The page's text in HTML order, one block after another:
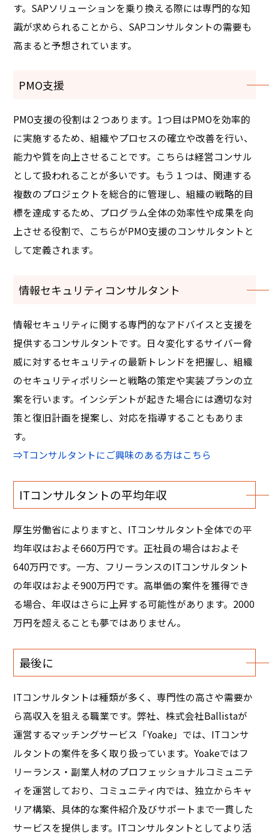
す。SAPソリューションを乗り換える際には専門的な知
識が求められることから、SAPコンサルタントの需要も
高まると予想されています。
PMO支援
PMO支援の役割は２つあります。1つ目はPMOを効率的
に実施するため、組織やプロセスの確立や改善を行い、
能力や質を向上させることです。こちらは経営コンサル
として扱われることが多いです。もう１つは、関連する
複数のプロジェクトを総合的に管理し、組織の戦略的目
標を達成するため、プログラム全体の効率性や成果を向
上させる役割で、こちらがPMO支援のコンサルタントと
して定義されます。
情報セキュリティコンサルタント
情報セキュリティに関する専門的なアドバイスと支援を
提供するコンサルタントです。日々変化するサイバー脅
威に対するセキュリティの最新トレンドを把握し、組織
のセキュリティポリシーと戦略の策定や実装プランの立
案を行います。インシデントが起きた場合には適切な対
策と復旧計画を提案し、対応を指導することもありま
す。
⇒Tコンサルタントにご興味のある方はこちら
ITコンサルタントの平均年収
厚生労働省によりますと、ITコンサルタント全体での平
均年収はおよそ660万円です。正社員の場合はおよそ
640万円です。一方、フリーランスのITコンサルタント
の年収はおよそ900万円です。高単価の案件を獲得でき
る場合、年収はさらに上昇する可能性があります。2000
万円を超えることも夢ではありません。
最後に
ITコンサルタントは種類が多く、専門性の高さや需要か
ら高収入を狙える職業です。弊社、株式会社Ballistaが
運営するマッチングサービス「Yoake」では、ITコンサ
ルタントの案件を多く取り扱っています。Yoakeではフ
リーランス・副業人材のプロフェッショナルコミュニテ
ィを運営しており、コミュニティ内では、独立からキャ
リア構築、具体的な案件紹介及びサポートまで一貫した
サービスを提供します。ITコンサルタントとしてより活